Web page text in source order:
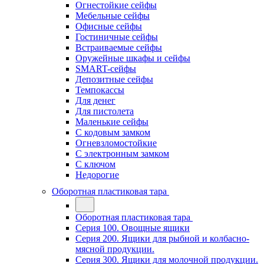
Огнестойкие сейфы
Мебельные сейфы
Офисные сейфы
Гостиничные сейфы
Встраиваемые сейфы
Оружейные шкафы и сейфы
SMART-сейфы
Депозитные сейфы
Темпокассы
Для денег
Для пистолета
Маленькие сейфы
С кодовым замком
Огневзломостойкие
С электронным замком
С ключом
Недорогие
Оборотная пластиковая тара
Оборотная пластиковая тара
Серия 100. Овощные ящики
Серия 200. Ящики для рыбной и колбасно-
мясной продукции.
Серия 300. Ящики для молочной продукции.